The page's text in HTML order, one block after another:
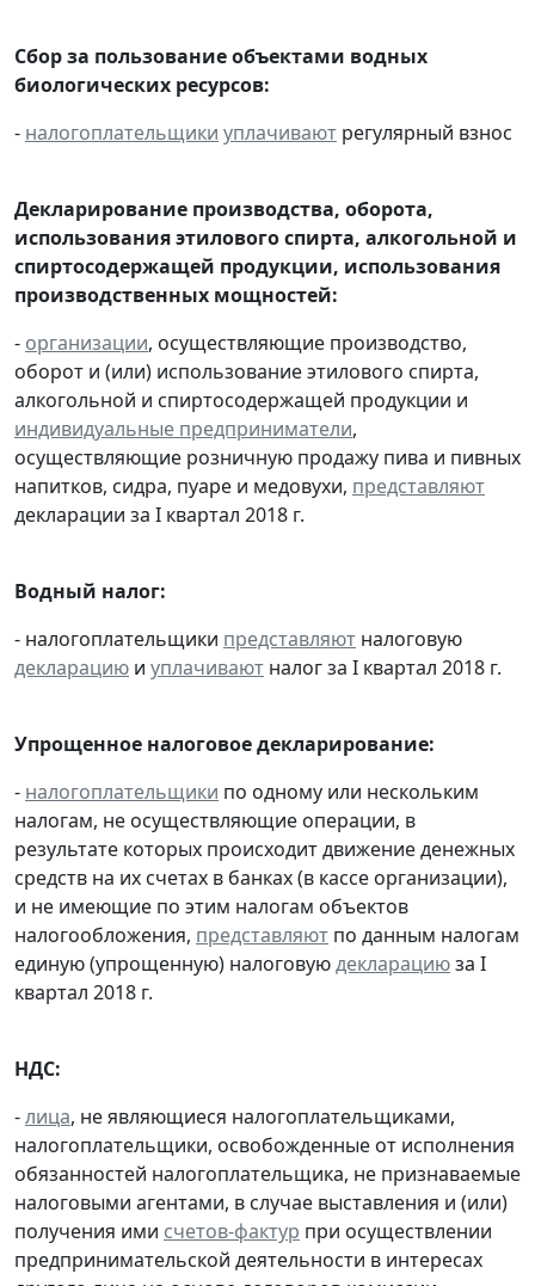
Сбор за пользование объектами водных
биологических ресурсов:
- налогоплательщики уплачивают регулярный взнос
Декларирование производства, оборота,
использования этилового спирта, алкогольной и
спиртосодержащей продукции, использования
производственных мощностей:
- организации, осуществляющие производство,
оборот и (или) использование этилового спирта,
алкогольной и спиртосодержащей продукции и
индивидуальные предприниматели,
осуществляющие розничную продажу пива и пивных
напитков, сидра, пуаре и медовухи, представляют
декларации за I квартал 2018 г.
Водный налог:
- налогоплательщики представляют налоговую
декларацию и уплачивают налог за I квартал 2018 г.
Упрощенное налоговое декларирование:
- налогоплательщики по одному или нескольким
налогам, не осуществляющие операции, в
результате которых происходит движение денежных
средств на их счетах в банках (в кассе организации),
и не имеющие по этим налогам объектов
налогообложения, представляют по данным налогам
единую (упрощенную) налоговуюдекларациюза I
квартал 2018 г.
НДС:
-лица, не являющиеся налогоплательщиками,
налогоплательщики, освобожденные от исполнения
обязанностей налогоплательщика, не признаваемые
налоговыми агентами, в случае выставления и (или)
получения ими счетов-фактур при осуществлении
предпринимательской деятельности в интересах